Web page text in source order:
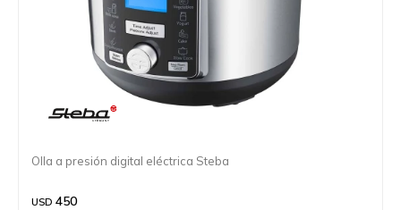
Olla a presión digital eléctrica Steba
USD 450